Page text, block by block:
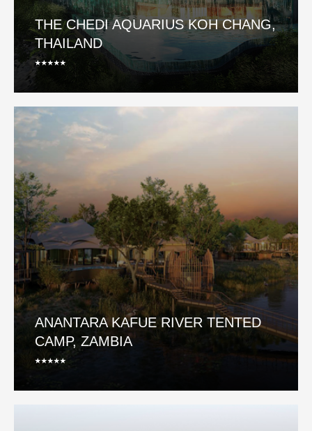
THE CHEDI AQUARIUS KOH CHANG,
THAILAND
⭑⭑⭑⭑⭑
ANANTARA KAFUE RIVER TENTED
CAMP, ZAMBIA
⭑⭑⭑⭑⭑